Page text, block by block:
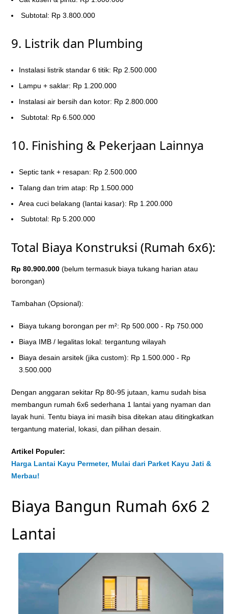
Subtotal: Rp 3.800.000
9. Listrik dan Plumbing
Instalasi listrik standar 6 titik: Rp 2.500.000
Lampu + saklar: Rp 1.200.000
Instalasi air bersih dan kotor: Rp 2.800.000
Subtotal: Rp 6.500.000
10. Finishing & Pekerjaan Lainnya
Septic tank + resapan: Rp 2.500.000
Talang dan trim atap: Rp 1.500.000
Area cuci belakang (lantai kasar): Rp 1.200.000
Subtotal: Rp 5.200.000
Total Biaya Konstruksi (Rumah 6x6):
Rp 80.900.000 (belum termasuk biaya tukang harian atau
borongan)
Tambahan (Opsional):
Biaya tukang borongan per m²: Rp 500.000 - Rp 750.000
Biaya IMB / legalitas lokal: tergantung wilayah
Biaya desain arsitek (jika custom): Rp 1.500.000 - Rp
3.500.000
Dengan anggaran sekitar Rp 80-95 jutaan, kamu sudah bisa
membangun rumah 6x6 sederhana 1 lantai yang nyaman dan
layak huni. Tentu biaya ini masih bisa ditekan atau ditingkatkan
tergantung material, lokasi, dan pilihan desain.
Artikel Populer:
Harga Lantai Kayu Permeter, Mulai dari Parket Kayu Jati &
Merbau!
Biaya Bangun Rumah 6x6 2
Lantai